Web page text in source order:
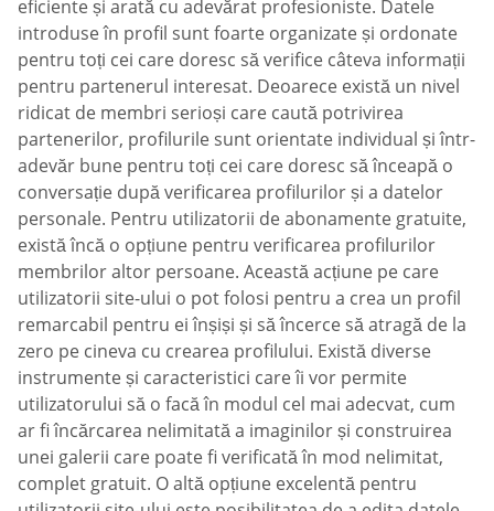
eficiente și arată cu adevărat profesioniste. Datele
introduse în profil sunt foarte organizate și ordonate
pentru toți cei care doresc să verifice câteva informații
pentru partenerul interesat. Deoarece există un nivel
ridicat de membri serioși care caută potrivirea
partenerilor, profilurile sunt orientate individual și într-
adevăr bune pentru toți cei care doresc să înceapă o
conversație după verificarea profilurilor și a datelor
personale. Pentru utilizatorii de abonamente gratuite,
există încă o opțiune pentru verificarea profilurilor
membrilor altor persoane. Această acțiune pe care
utilizatorii site-ului o pot folosi pentru a crea un profil
remarcabil pentru ei înșiși și să încerce să atragă de la
zero pe cineva cu crearea profilului. Există diverse
instrumente și caracteristici care îi vor permite
utilizatorului să o facă în modul cel mai adecvat, cum
ar fi încărcarea nelimitată a imaginilor și construirea
unei galerii care poate fi verificată în mod nelimitat,
complet gratuit. O altă opțiune excelentă pentru